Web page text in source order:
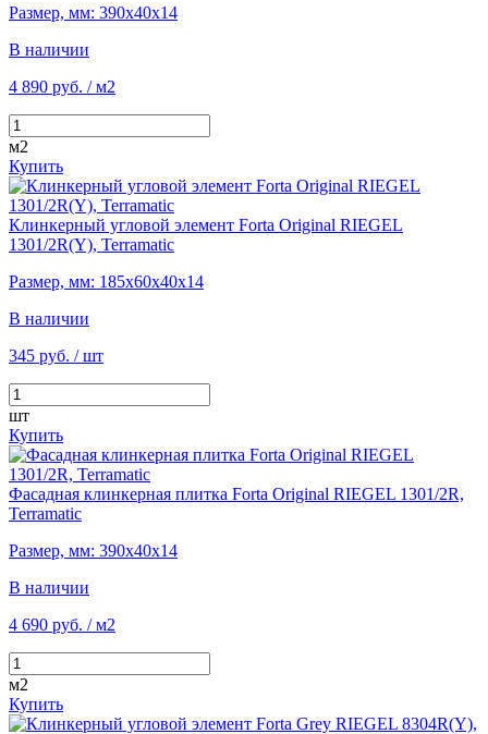
Размер, мм: 390х40х14
В наличии
4 890 руб. / м2
м2
Купить
Клинкерный угловой элемент Forta Original RIEGEL
1301/2R(Y), Terramatic
Размер, мм: 185х60х40х14
В наличии
345 руб. / шт
шт
Купить
Фасадная клинкерная плитка Forta Original RIEGEL 1301/2R,
Terramatic
Размер, мм: 390х40х14
В наличии
4 690 руб. / м2
м2
Купить